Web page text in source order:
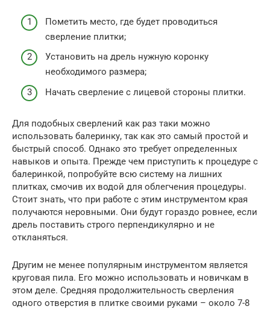
Пометить место, где будет проводиться
сверление плитки;
Установить на дрель нужную коронку
необходимого размера;
Начать сверление с лицевой стороны плитки.
Для подобных сверлений как раз таки можно
использовать балеринку, так как это самый простой и
быстрый способ. Однако это требует определенных
навыков и опыта. Прежде чем приступить к процедуре с
балеринкой, попробуйте всю систему на лишних
плитках, смочив их водой для облегчения процедуры.
Стоит знать, что при работе с этим инструментом края
получаются неровными. Они будут гораздо ровнее, если
дрель поставить строго перпендикулярно и не
откланяться.
Другим не менее популярным инструментом является
круговая пила. Его можно использовать и новичкам в
этом деле. Средняя продолжительность сверления
одного отверстия в плитке своими руками – около 7-8